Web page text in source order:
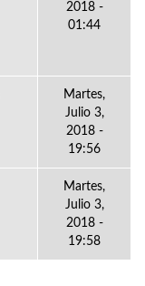
2018 -
01:44
Martes,
Julio 3,
2018 -
19:56
Martes,
Julio 3,
2018 -
19:58